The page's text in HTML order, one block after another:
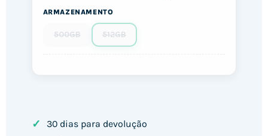
ARMAZENAMENTO
500GB 512GB
✓ 30 dias para devolução